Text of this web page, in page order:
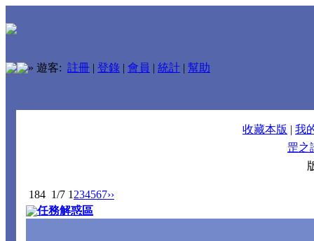
» 遊客: 註冊 | 登錄 | 會員 | 統計 | 幫助
收藏本版 | 我
罡之
184 1/7 1 234567››
任務解惑區